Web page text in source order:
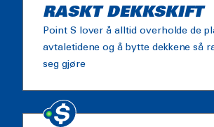
RASKT DEKKSKIFT
Point S lover å alltid overholde de
avtaletidene og å bytte dekkene så
seg gjøre